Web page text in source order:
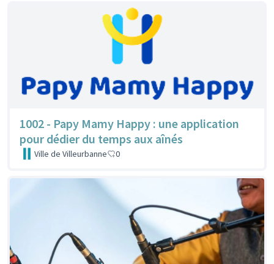
1002 - Papy Mamy Happy : une application
pour dédier du temps aux aînés
Ville de Villeurbanne 0